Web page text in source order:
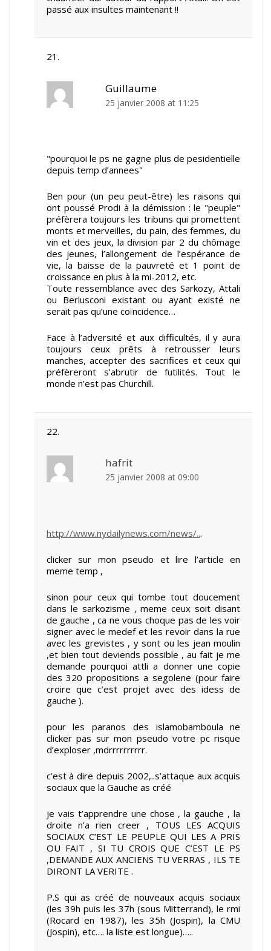
passé aux insultes maintenant !!
Guillaume
25 janvier 2008 at 11:25
"pourquoi le ps ne gagne plus de pesidentielle
depuis temp d’annees"
Ben pour (un peu peut-être) les raisons qui
ont poussé Prodi à la démission : le "peuple"
préfèrera toujours les tribuns qui promettent
monts et merveilles, du pain, des femmes, du
vin et des jeux, la division par 2 du chômage
des jeunes, l’allongement de l’espérance de
vie, la baisse de la pauvreté et 1 point de
croissance en plus à la mi-2012, etc.
Toute ressemblance avec des Sarkozy, Attali
ou Berlusconi existant ou ayant existé ne
serait pas qu’une coïncidence…
Face à l’adversité et aux difficultés, il y aura
toujours ceux prêts à retrousser leurs
manches, accepter des sacrifices et ceux qui
préfèreront s’abrutir de futilités. Tout le
monde n’est pas Churchill.
hafrit
25 janvier 2008 at 09:00
http://www.nydailynews.com/news/...
clicker sur mon pseudo et lire l’article en
meme temp ,
sinon pour ceux qui tombe tout doucement
dans le sarkozisme , meme ceux soit disant
de gauche , ca ne vous choque pas de les voir
signer avec le medef et les revoir dans la rue
avec les grevistes , y sont ou les jean moulin
,et bien tout deviends possible , au fait je me
demande pourquoi attli a donner une copie
des 320 propositions a segolene (pour faire
croire que c’est projet avec des idess de
gauche ).
pour les paranos des islamobamboula ne
clicker pas sur mon pseudo votre pc risque
d’exploser ,mdrrrrrrrrrr.
c’est à dire depuis 2002,..s’attaque aux acquis
sociaux que la Gauche as créé
je vais t’apprendre une chose , la gauche , la
droite n’a rien creer , TOUS LES ACQUIS
SOCIAUX C’EST LE PEUPLE QUI LES A PRIS
OU FAIT , SI TU CROIS QUE C’EST LE PS
,DEMANDE AUX ANCIENS TU VERRAS , ILS TE
DIRONT LA VERITE .
P.S qui as créé de nouveaux acquis sociaux
(les 39h puis les 37h (sous Mitterrand), le rmi
(Rocard en 1987), les 35h (Jospin), la CMU
(Jospin), etc…. la liste est longue)…..